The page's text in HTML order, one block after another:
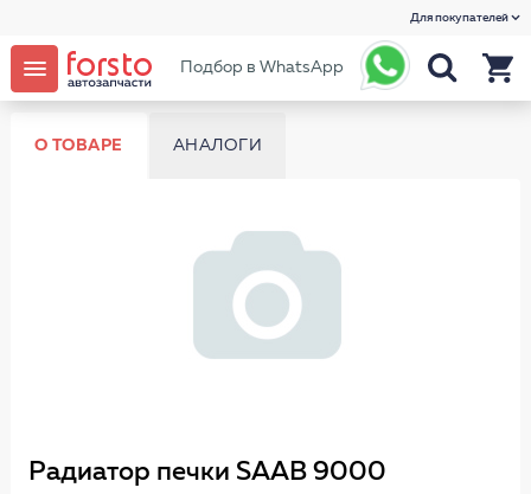
Для покупателей
Подбор в WhatsApp
О ТОВАРЕ АНАЛОГИ
Радиатор печки SAAB 9000